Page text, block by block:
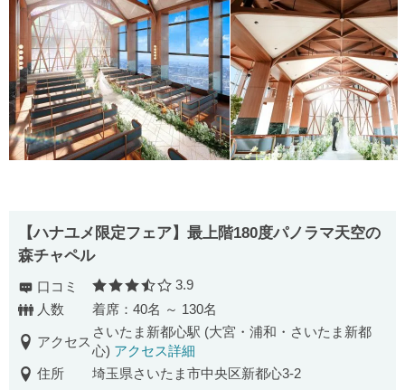
【ハナユメ限定フェア】最上階180度パノラマ天空の
森チャペル
口コミ 口コミ評価
3.9
人数
着席：40名 ～ 130名
アクセス
さいたま新都心駅 (大宮・浦和・さいたま新都
心) アクセス詳細
住所
埼玉県さいたま市中央区新都心3-2